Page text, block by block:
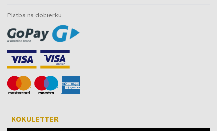
Platba na dobierku
KOKULETTER